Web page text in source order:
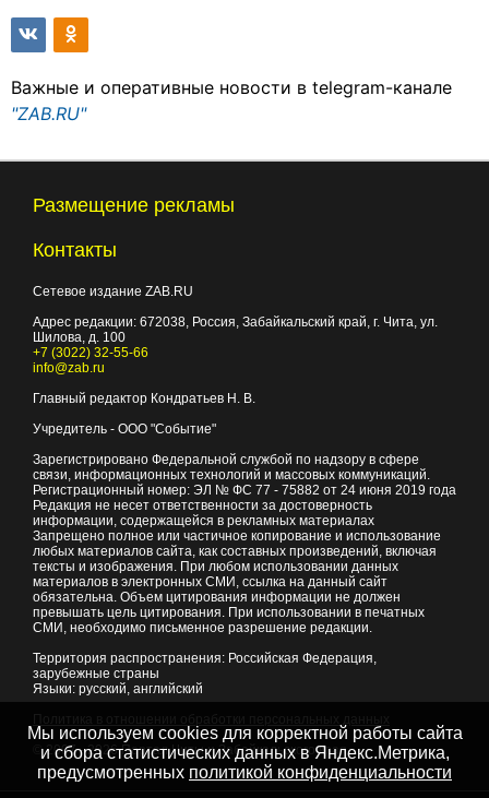
Важные и оперативные новости в telegram-канале
"ZAB.RU"
Размещение рекламы
Контакты
Сетевое издание ZAB.RU
Адрес редакции: 672038, Россия, Забайкальский край, г. Чита, ул.
Шилова, д. 100
+7 (3022) 32-55-66
info@zab.ru
Главный редактор Кондратьев Н. В.
Учредитель - ООО "Событие"
Зарегистрировано Федеральной службой по надзору в сфере
связи, информационных технологий и массовых коммуникаций.
Регистрационный номер: ЭЛ № ФС 77 - 75882 от 24 июня 2019 года
Редакция не несет ответственности за достоверность
информации, содержащейся в рекламных материалах
Запрещено полное или частичное копирование и использование
любых материалов сайта, как составных произведений, включая
тексты и изображения. При любом использовании данных
материалов в электронных СМИ, ссылка на данный сайт
обязательна. Объем цитирования информации не должен
превышать цель цитирования. При использовании в печатных
СМИ, необходимо письменное разрешение редакции.
Территория распространения: Российская Федерация,
зарубежные страны
Языки: русский, английский
© 2007 - 2026Портал Читы и Забайкальского края
Мы используем cookies для корректной работы сайта
и сбора статистических данных в Яндекс.Метрика,
предусмотренных политикой конфиденциальности